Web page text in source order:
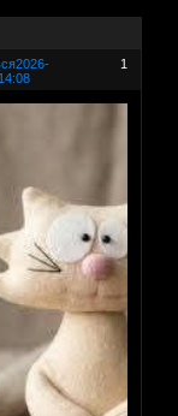
1
2026-